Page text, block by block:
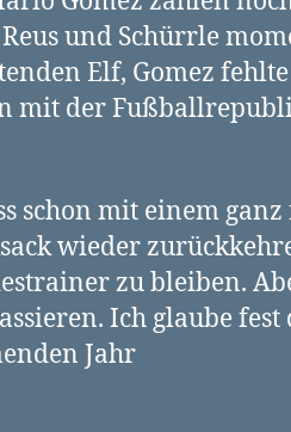
und Schürrle
Elf, Gomez fehlte
mit der
schon mit einem ganz
wieder
zu bleiben.
Ich glaube fest
Jahr